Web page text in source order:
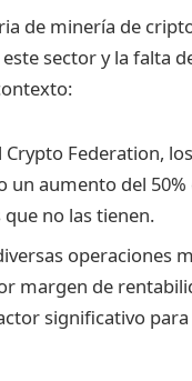
de minería de
sector y la falta
Federation,
aumento del
no las tienen.
operaciones
margen de
significativo